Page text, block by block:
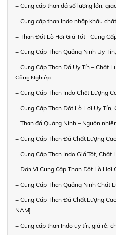
+ Cung cấp than đá số lượng lớn,
+ Cung cấp than Indo nhập khẩu
+ Than Đốt Lò Hơi Giá Tốt - Cung
+ Cung Cấp Than Quảng Ninh Uy
+ Cung Cấp Than Đá Uy Tín – Chất
Công Nghiệp
+ Cung Cấp Than Indo Chất Lượng
+ Cung Cấp Than Đốt Lò Hơi Uy Tín,
+ Than đá Quảng Ninh – Nguồn
+ Cung Cấp Than Đá Chất Lượng
+ Cung Cấp Than Indo Giá Tốt, Chất
+ Đơn Vị Cung Cấp Than Đốt Lò Hơi
+ Cung Cấp Than Quảng Ninh Chất
+ Cung Cấp Than Đá Chất Lượng
NAM]
+ Cung cấp than Indo uy tín, giá rẻ,